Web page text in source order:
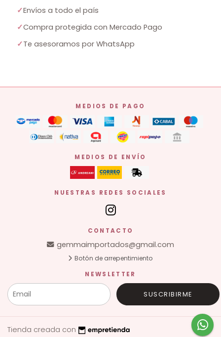
✓Envíos a todo el país
✓Compra protegida con Mercado Pago
✓Te asesoramos por WhatsApp
MEDIOS DE PAGO
MEDIOS DE ENVÍO
NUESTRAS REDES SOCIALES
CONTACTO
gemmaimportados@gmail.com
Botón de arrepentimiento
NEWSLETTER
SUSCRIBIRME
Tienda creada con